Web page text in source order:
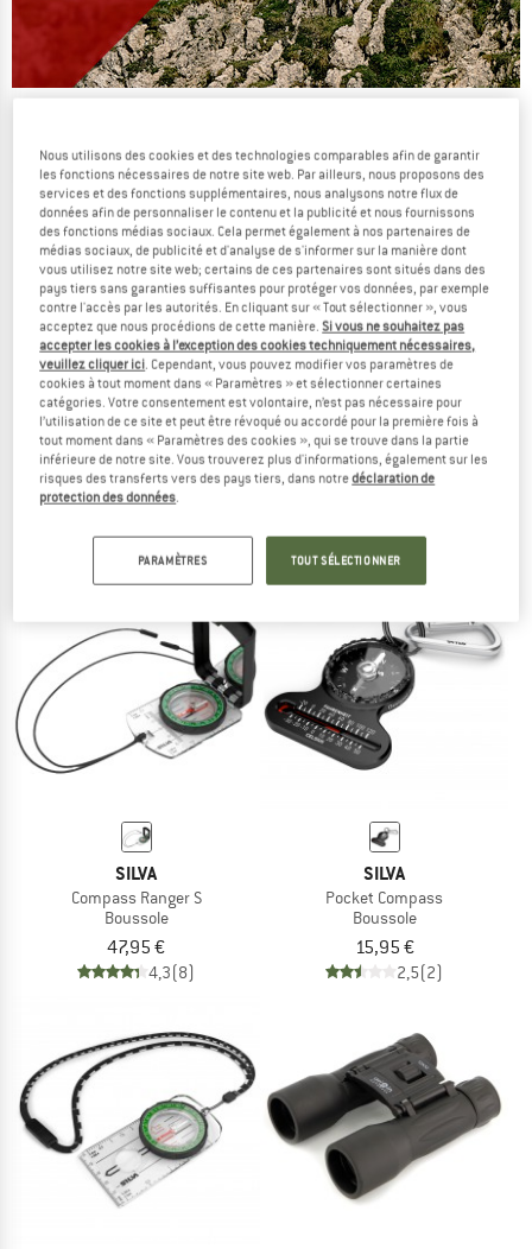
JUSQU'À -60 %
LE DÉSTOCKAGE
ORIGIN OUTDOORS
Tour View Porro
Jumelles
(0)
FIDLOCK
Vacuum Ahead Cap Base
(0)
SILVA
Compass Ranger S
Boussole
47,95 €
4,3(8)
SILVA
Pocket Compass
Boussole
15,95 €
2,5(2)
Nous utilisons des cookies et des technologies comparables afin de garantir
les fonctions nécessaires de notre site web. Par ailleurs, nous proposons des
services et des fonctions supplémentaires, nous analysons notre flux de
données afin de personnaliser le contenu et la publicité et nous fournissons
des fonctions médias sociaux. Cela permet également à nos partenaires de
médias sociaux, de publicité et d'analyse de s'informer sur la manière dont
vous utilisez notre site web; certains de ces partenaires sont situés dans des
pays tiers sans garanties suffisantes pour protéger vos données, par exemple
contre l'accès par les autorités. En cliquant sur « Tout sélectionner », vous
acceptez que nous procédions de cette manière.Si vous ne souhaitez pas
accepter les cookies à l’exception des cookies techniquement nécessaires,
veuillez cliquer ici. Cependant, vous pouvez modifier vos paramètres de
cookies à tout moment dans « Paramètres » et sélectionner certaines
catégories. Votre consentement est volontaire, n’est pas nécessaire pour
l’utilisation de ce site et peut être révoqué ou accordé pour la première fois à
tout moment dans « Paramètres des cookies », qui se trouve dans la partie
inférieure de notre site. Vous trouverez plus d'informations, également sur les
risques des transferts vers des pays tiers, dans notredéclaration de
protection des données.
PARAMÈTRES TOUT SÉLECTIONNER